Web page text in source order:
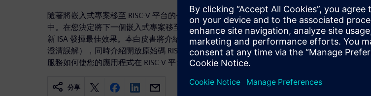
隨著將嵌入式專案移至 RISC-V 平台的公司日益增加，本主題的熱度持續成長當
中。在您決定將下一個嵌入式專案移至 RISC-V 之前，請務必瞭解如何讓此一創
新 ISA 發揮最佳效果。本白皮書將介紹 RISC-V 的演進歷史、此平台的內容（並
澄清誤解），同時介紹開放原始碼 RISC-V 工具鏈的現況，以及 Siemens 工具鏈
服務如何使您的應用程式在 RISC-V 平台上發揮最佳效益。
分享